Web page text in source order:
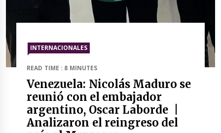
INTERNACIONALES
READ TIME : 8 MINUTES
Venezuela: Nicolás Maduro se
reunió con el embajador
argentino, Oscar Laborde |
Analizaron el reingreso del